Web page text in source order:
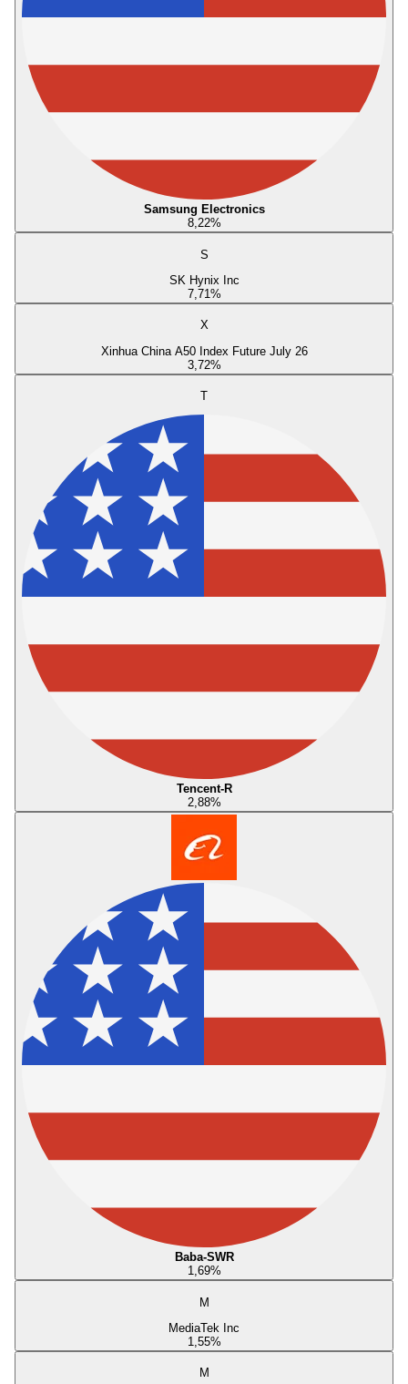
Samsung Electronics
8,22%
S
SK Hynix Inc
7,71 %
X
Xinhua China A50 Index Future July 26
3,72%
T
Tencent-R
2,88%
Baba-SWR
1,69%
M
MediaTek Inc
1,55%
M